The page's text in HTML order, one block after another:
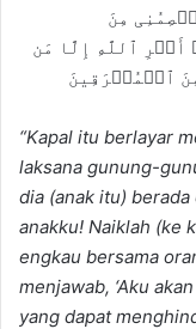
مِنَ
ٱللَّهِ إِلَّا مَن
ٱلۡمُغۡرَقِینَ
“Kapal itu berlayar
laksana gunung-
dia (anak itu)
anakku! Naiklah (ke
engkau bersama
menjawab, ‘Aku
yang dapat